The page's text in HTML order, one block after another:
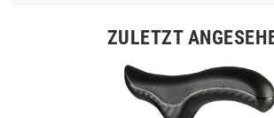
ZULETZT